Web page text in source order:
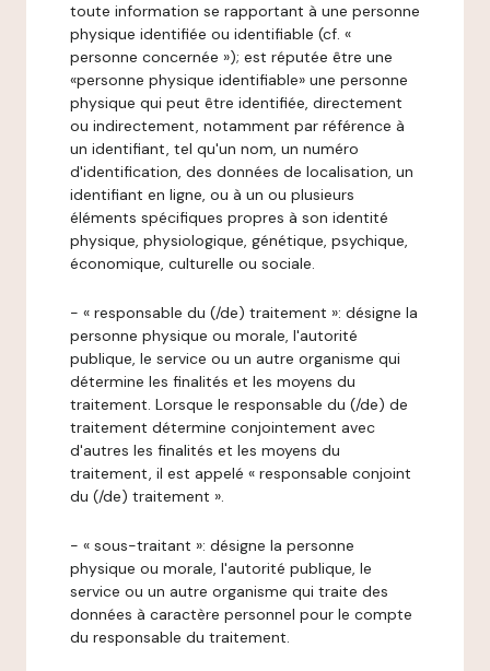
toute information se rapportant à une personne
physique identifiée ou identifiable (cf. «
personne concernée »); est réputée être une
«personne physique identifiable» une personne
physique qui peut être identifiée, directement
ou indirectement, notamment par référence à
un identifiant, tel qu'un nom, un numéro
d'identification, des données de localisation, un
identifiant en ligne, ou à un ou plusieurs
éléments spécifiques propres à son identité
physique, physiologique, génétique, psychique,
économique, culturelle ou sociale.
- « responsable du (/de) traitement »: désigne la
personne physique ou morale, l'autorité
publique, le service ou un autre organisme qui
détermine les finalités et les moyens du
traitement. Lorsque le responsable du (/de) de
traitement détermine conjointement avec
d'autres les finalités et les moyens du
traitement, il est appelé « responsable conjoint
du (/de) traitement ».
- « sous-traitant »: désigne la personne
physique ou morale, l'autorité publique, le
service ou un autre organisme qui traite des
données à caractère personnel pour le compte
du responsable du traitement.